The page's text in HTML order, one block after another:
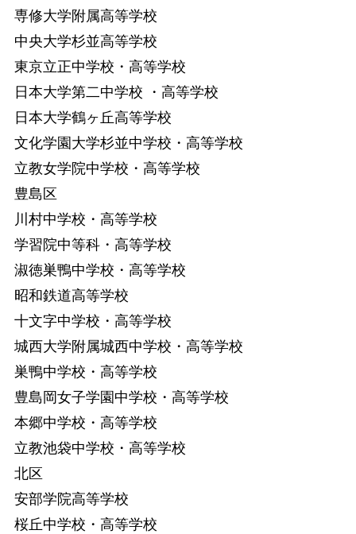
専修大学附属高等学校
中央大学杉並高等学校
東京立正中学校・高等学校
日本大学第二中学校 ・高等学校
日本大学鶴ヶ丘高等学校
文化学園大学杉並中学校・高等学校
立教女学院中学校・高等学校
豊島区
川村中学校・高等学校
学習院中等科・高等学校
淑徳巣鴨中学校・高等学校
昭和鉄道高等学校
十文字中学校・高等学校
城西大学附属城西中学校・高等学校
巣鴨中学校・高等学校
豊島岡女子学園中学校・高等学校
本郷中学校・高等学校
立教池袋中学校・高等学校
北区
安部学院高等学校
桜丘中学校・高等学校